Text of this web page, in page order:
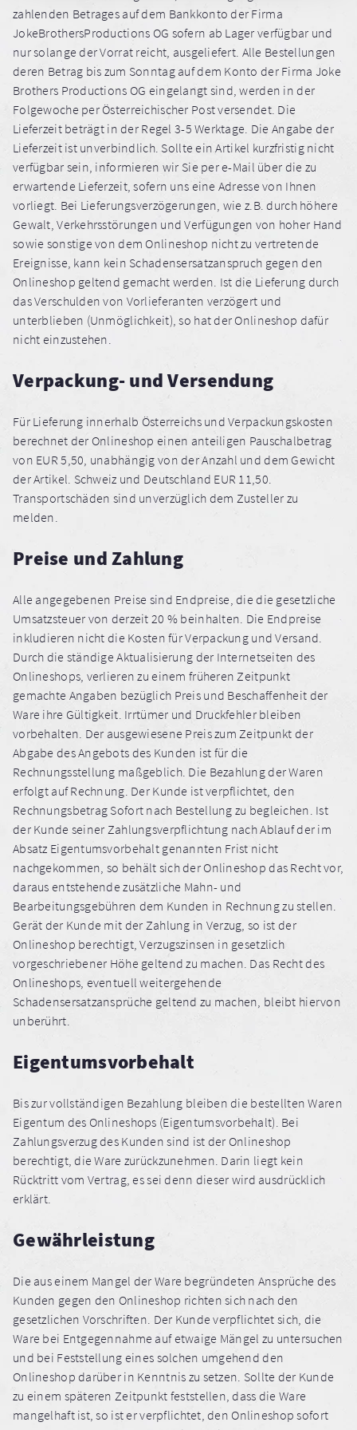
zahlenden Betrages auf dem Bankkonto der Firma
JokeBrothersProductions OG sofern ab Lager verfügbar und
nur solange der Vorrat reicht, ausgeliefert. Alle Bestellungen
deren Betrag bis zum Sonntag auf dem Konto der Firma Joke
Brothers Productions OG eingelangt sind, werden in der
Folgewoche per Österreichischer Post versendet. Die
Lieferzeit beträgt in der Regel 3-5 Werktage. Die Angabe der
Lieferzeit ist unverbindlich. Sollte ein Artikel kurzfristig nicht
verfügbar sein, informieren wir Sie per e-Mail über die zu
erwartende Lieferzeit, sofern uns eine Adresse von Ihnen
vorliegt. Bei Lieferungsverzögerungen, wie z.B. durch höhere
Gewalt, Verkehrsstörungen und Verfügungen von hoher Hand
sowie sonstige von dem Onlineshop nicht zu vertretende
Ereignisse, kann kein Schadensersatzanspruch gegen den
Onlineshop geltend gemacht werden. Ist die Lieferung durch
das Verschulden von Vorlieferanten verzögert und
unterblieben (Unmöglichkeit), so hat der Onlineshop dafür
nicht einzustehen.
Verpackung- und Versendung
Für Lieferung innerhalb Österreichs und Verpackungskosten
berechnet der Onlineshop einen anteiligen Pauschalbetrag
von EUR 5,50, unabhängig von der Anzahl und dem Gewicht
der Artikel. Schweiz und Deutschland EUR 11,50.
Transportschäden sind unverzüglich dem Zusteller zu
melden.
Preise und Zahlung
Alle angegebenen Preise sind Endpreise, die die gesetzliche
Umsatzsteuer von derzeit 20 % beinhalten. Die Endpreise
inkludieren nicht die Kosten für Verpackung und Versand.
Durch die ständige Aktualisierung der Internetseiten des
Onlineshops, verlieren zu einem früheren Zeitpunkt
gemachte Angaben bezüglich Preis und Beschaffenheit der
Ware ihre Gültigkeit. Irrtümer und Druckfehler bleiben
vorbehalten. Der ausgewiesene Preis zum Zeitpunkt der
Abgabe des Angebots des Kunden ist für die
Rechnungsstellung maßgeblich. Die Bezahlung der Waren
erfolgt auf Rechnung. Der Kunde ist verpflichtet, den
Rechnungsbetrag Sofort nach Bestellung zu begleichen. Ist
der Kunde seiner Zahlungsverpflichtung nach Ablauf der im
Absatz Eigentumsvorbehalt genannten Frist nicht
nachgekommen, so behält sich der Onlineshop das Recht vor,
daraus entstehende zusätzliche Mahn- und
Bearbeitungsgebühren dem Kunden in Rechnung zu stellen.
Gerät der Kunde mit der Zahlung in Verzug, so ist der
Onlineshop berechtigt, Verzugszinsen in gesetzlich
vorgeschriebener Höhe geltend zu machen. Das Recht des
Onlineshops, eventuell weitergehende
Schadensersatzansprüche geltend zu machen, bleibt hiervon
unberührt.
Eigentumsvorbehalt
Bis zur vollständigen Bezahlung bleiben die bestellten Waren
Eigentum des Onlineshops (Eigentumsvorbehalt). Bei
Zahlungsverzug des Kunden sind ist der Onlineshop
berechtigt, die Ware zurückzunehmen. Darin liegt kein
Rücktritt vom Vertrag, es sei denn dieser wird ausdrücklich
erklärt.
Gewährleistung
Die aus einem Mangel der Ware begründeten Ansprüche des
Kunden gegen den Onlineshop richten sich nach den
gesetzlichen Vorschriften. Der Kunde verpflichtet sich, die
Ware bei Entgegennahme auf etwaige Mängel zu untersuchen
und bei Feststellung eines solchen umgehend den
Onlineshop darüber in Kenntnis zu setzen. Sollte der Kunde
zu einem späteren Zeitpunkt feststellen, dass die Ware
mangelhaft ist, so ist er verpflichtet, den Onlineshop sofort